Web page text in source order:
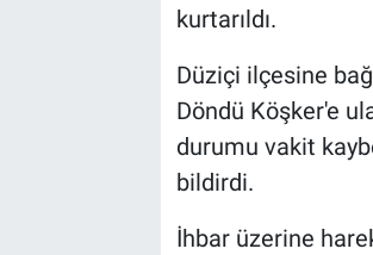
kurtarıldı.
Düziçi ilçesine
Döndü Köşker'e
durumu vakit
bildirdi.
İhbar üzerine